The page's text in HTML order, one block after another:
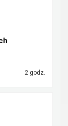
2 godz.